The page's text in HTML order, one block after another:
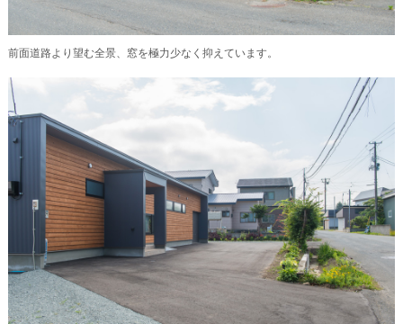
前面道路より望む全景、窓を極力少なく抑えています。